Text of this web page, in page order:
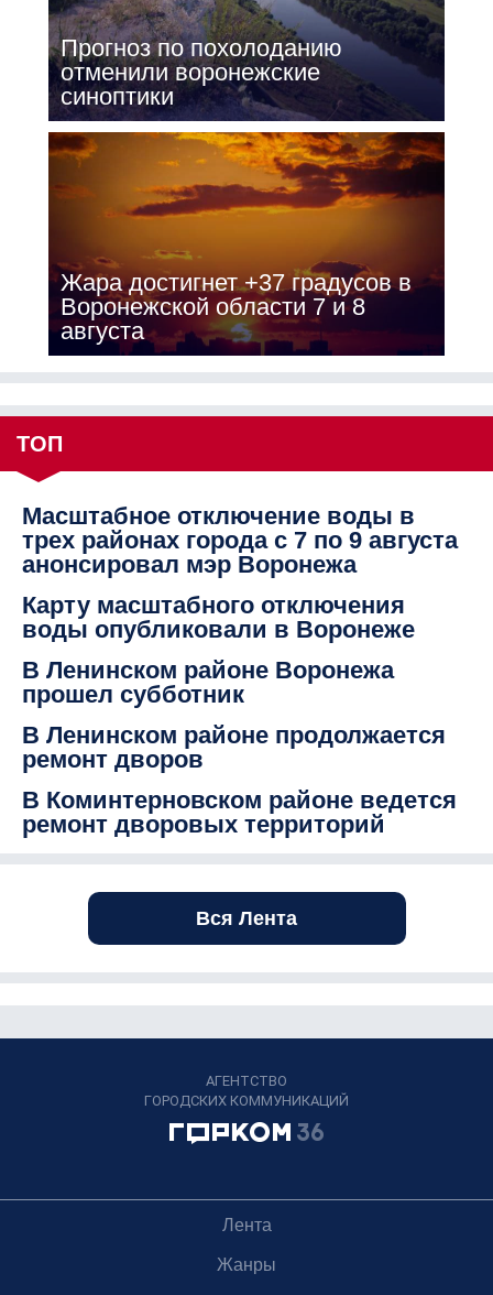
Прогноз по похолоданию
отменили воронежские
синоптики
Жара достигнет +37 градусов в
Воронежской области 7 и 8
августа
ТОП
Масштабное отключение воды в
трех районах города с 7 по 9 августа
анонсировал мэр Воронежа
Карту масштабного отключения
воды опубликовали в Воронеже
В Ленинском районе Воронежа
прошел субботник
В Ленинском районе продолжается
ремонт дворов
В Коминтерновском районе ведется
ремонт дворовых территорий
Вся Лента
АГЕНТСТВО
ГОРОДСКИХ КОММУНИКАЦИЙ
Лента
Жанры